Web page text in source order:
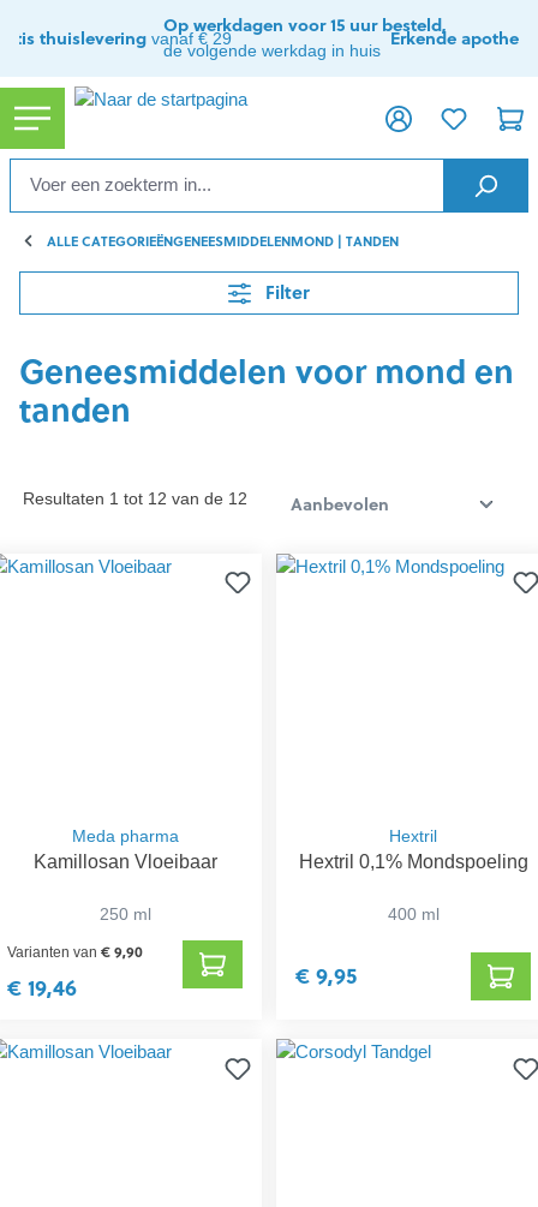
thuislevering vanaf € 29
Op werkdagen voor 15 uur besteld,
de volgende werkdag in huis
Erkende apotheek
ALLE CATEGORIEËNGENEESMIDDELENMOND | TANDEN
Filter
Geneesmiddelen voor mond en
tanden
Resultaten 1 tot 12 van de 12
Meda pharma
Kamillosan Vloeibaar
250 ml
Varianten van€ 9,90
€ 19,46
Hextril
Hextril 0,1% Mondspoeling
400 ml
€ 9,95